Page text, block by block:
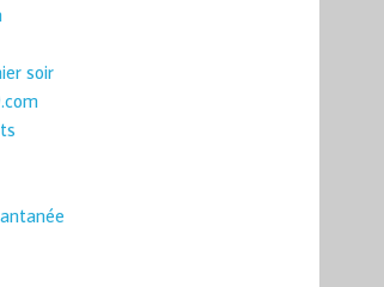
soir